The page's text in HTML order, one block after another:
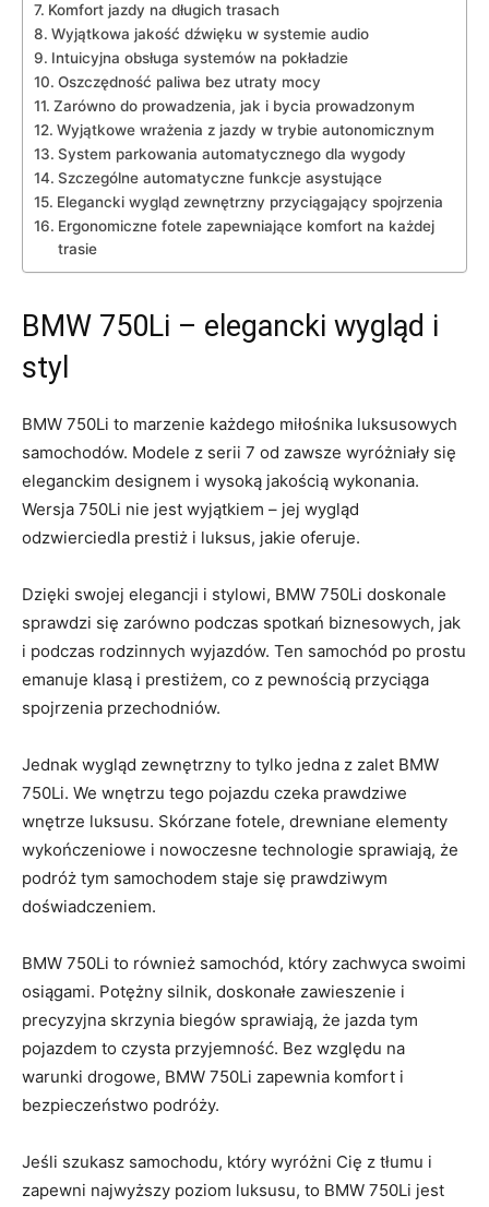
Komfort jazdy​ na​ długich trasach
Wyjątkowa jakość dźwięku ⁢w ⁣systemie audio
Intuicyjna ⁣obsługa systemów na pokładzie
Oszczędność paliwa bez ​utraty mocy
Zarówno do prowadzenia, jak i​ bycia​ prowadzonym
Wyjątkowe​ wrażenia z jazdy ‍w trybie autonomicznym
System‍ parkowania automatycznego ​dla wygody
Szczególne automatyczne ‌funkcje asystujące
Elegancki wygląd zewnętrzny przyciągający spojrzenia
Ergonomiczne fotele zapewniające ⁤komfort na każdej
‍trasie
BMW ⁣750Li‍ – elegancki wygląd i
styl
BMW 750Li to marzenie każdego miłośnika luksusowych⁤
samochodów. ⁢Modele z serii 7⁣ od⁤ zawsze wyróżniały się⁤
eleganckim designem⁢ i wysoką jakością wykonania.
Wersja 750Li ⁣nie jest wyjątkiem – jej wygląd
odzwierciedla​ prestiż i luksus, jakie oferuje.
Dzięki swojej⁢ elegancji ⁤i stylowi, BMW ⁤750Li doskonale
sprawdzi się ‍zarówno podczas spotkań biznesowych, jak
i podczas rodzinnych wyjazdów. ⁤Ten⁤ samochód⁣ po ​prostu
emanuje⁢ klasą i prestiżem, ⁤co z⁣ pewnością przyciąga⁢
spojrzenia⁤ przechodniów.
Jednak wygląd zewnętrzny to tylko jedna z zalet BMW‌
750Li. We wnętrzu tego pojazdu ‍czeka prawdziwe
wnętrze luksusu. Skórzane fotele, ‍drewniane elementy
wykończeniowe i⁢ nowoczesne technologie sprawiają, że
⁤podróż tym samochodem ⁢staje się ‍prawdziwym
doświadczeniem.
BMW 750Li to również ⁢samochód,‍ który zachwyca swoimi⁤
osiągami. Potężny silnik, ⁤doskonałe⁢ zawieszenie i
precyzyjna skrzynia biegów⁣ sprawiają, że​ jazda ‍tym
⁣pojazdem to​ czysta przyjemność. Bez‍ względu na
warunki drogowe,⁤ BMW 750Li zapewnia ‌komfort i
bezpieczeństwo podróży.
Jeśli szukasz samochodu, ⁣który ⁤wyróżni ‍Cię ​z tłumu⁣ i
zapewni ​najwyższy poziom luksusu, to‍ BMW 750Li jest